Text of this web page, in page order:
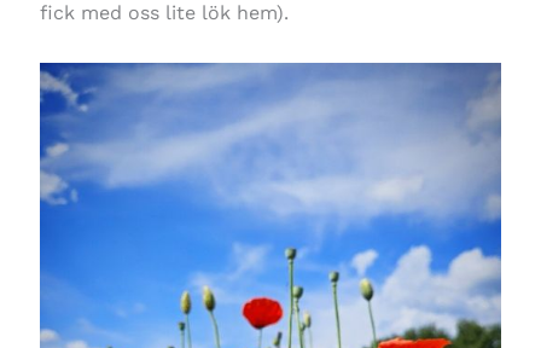
fick med oss lite lök hem).